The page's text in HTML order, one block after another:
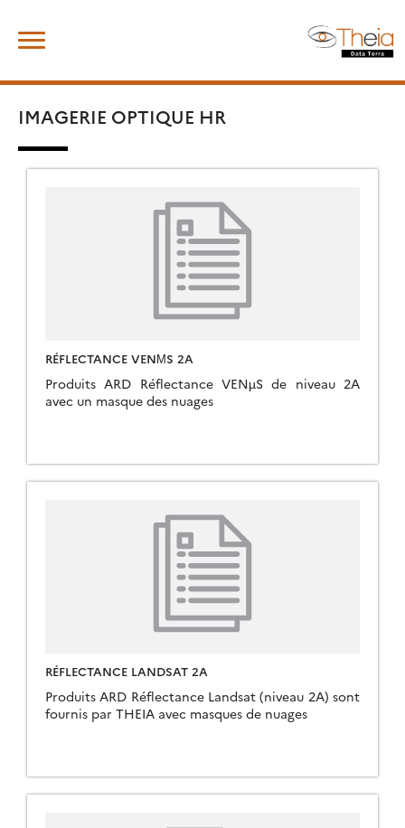
content
IMAGERIE OPTIQUE HR
RÉFLECTANCE VENΜS 2A
Produits ARD Réflectance VENµS de niveau 2A
avec un masque des nuages
RÉFLECTANCE LANDSAT 2A
Produits ARD Réflectance Landsat (niveau 2A) sont
fournis par THEIA avec masques de nuages